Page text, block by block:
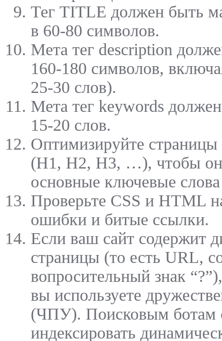
Тег TITLE должен быть
в 60-80 символов.
Мета тег description
160-180 символов,
25-30 слов).
Мета тег keywords
15-20 слов.
Оптимизируйте страницы
(H1, H2, H3, …), чтобы
основные ключевые
Проверьте CSS и HTML
ошибки и битые ссылки.
Если ваш сайт содержит
страницы (то есть URL,
вопросительный знак
вы используете
(ЧПУ). Поисковым ботам
индексировать